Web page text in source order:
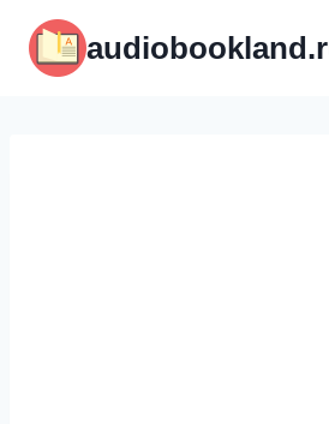
содержимому